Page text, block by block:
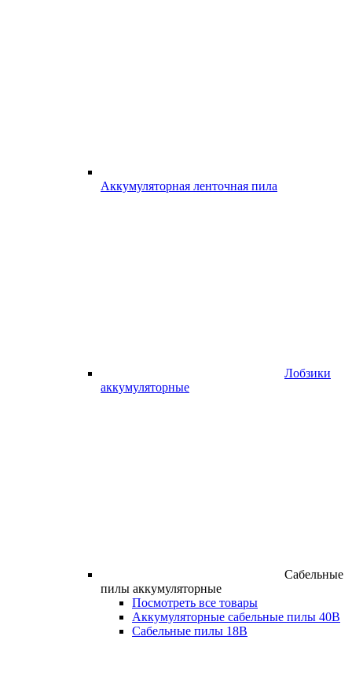
Аккумуляторная ленточная пила
Лобзики
аккумуляторные
Сабельные
пилы аккумуляторные
Посмотреть все товары
Аккумуляторные сабельные пилы 40В
Сабельные пилы 18В